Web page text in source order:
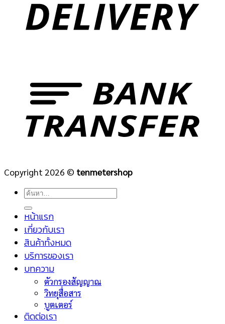
Copyright 2026 © tenmetershop
ค้นหา:
หน้าแรก
เกี่ยวกับเรา
สินค้าทั้งหมด
บริการของเรา
บทความ
ตัวกรองสัญญาณ
วิทยุสื่อสาร
บูตเตอร์
ติดต่อเรา